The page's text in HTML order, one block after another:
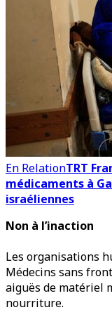
En RelationTRT
médicaments à
israéliennes
Non à l’inaction
Les organisations
Médecins sans
aiguës de matériel
nourriture.